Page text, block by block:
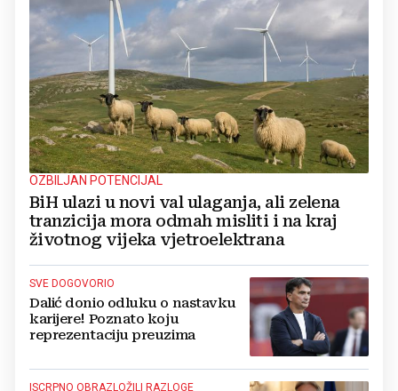
OZBILJAN POTENCIJAL
BiH ulazi u novi val ulaganja, ali zelena
tranzicija mora odmah misliti i na kraj
životnog vijeka vjetroelektrana
SVE DOGOVORIO
Dalić donio odluku o nastavku
karijere! Poznato koju
reprezentaciju preuzima
ISCRPNO OBRAZLOŽILI RAZLOGE